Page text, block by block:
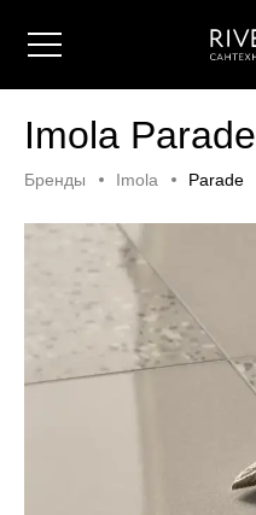
Imola Parade
Бренды Imola Parade